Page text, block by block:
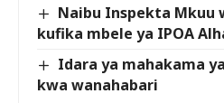
Naibu Inspekta Mkuu
kufika mbele ya IPOA
Idara ya mahakama
kwa wanahabari